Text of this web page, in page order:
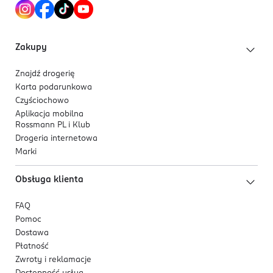
chcesz podkreślić swoją energię i styl.
Zakupy
Znajdź drogerię
Karta podarunkowa
Czyściochowo
Aplikacja mobilna
Rossmann PL i Klub
Drogeria internetowa
Marki
Obsługa klienta
FAQ
Pomoc
Dostawa
Płatność
Zwroty i reklamacje